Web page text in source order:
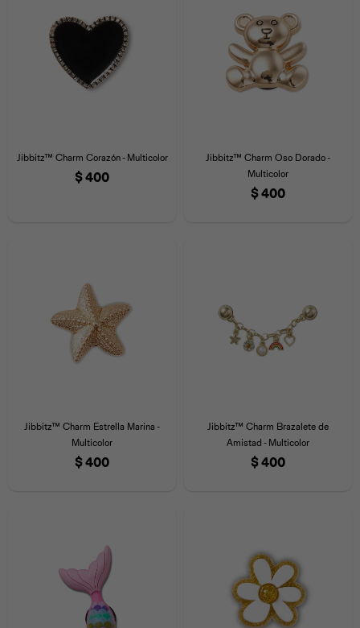
Jibbitz™ Charm Corazón - Multicolor
$400
Jibbitz™ Charm Oso Dorado -
Multicolor
$400
Jibbitz™ Charm Estrella Marina -
Multicolor
$400
Jibbitz™ Charm Brazalete de
Amistad - Multicolor
$400